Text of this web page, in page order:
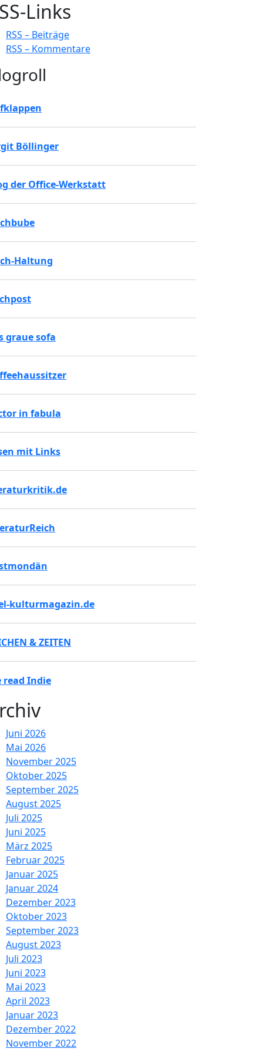
Links
RSS – Beiträge
RSS – Kommentare
Böllinger
der Office-Werkstatt
Haltung
graue sofa
in fabula
mit Links
kulturmagazin.de
& ZEITEN
read Indie
Juni 2026
Mai 2026
November 2025
Oktober 2025
September 2025
August 2025
Juli 2025
Juni 2025
März 2025
Februar 2025
Januar 2025
Januar 2024
Dezember 2023
Oktober 2023
September 2023
August 2023
Juli 2023
Juni 2023
Mai 2023
April 2023
Januar 2023
Dezember 2022
November 2022